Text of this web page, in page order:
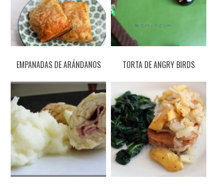
EMPANADAS DE ARÁNDANOS TORTA DE ANGRY BIRDS